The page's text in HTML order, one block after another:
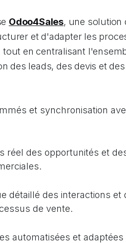
Odoo4Sales, une solution
et d'adapter les
en centralisant
des leads, des devis et
et synchronisation
réel des opportunités et
détaillé des interactions et
de vente.
automatisées et adaptées